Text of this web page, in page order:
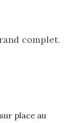
complet.
place au